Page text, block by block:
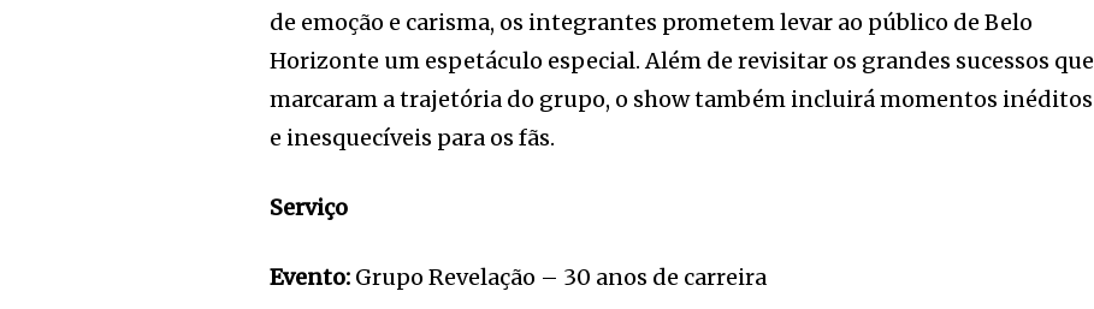
de emoção e carisma, os integrantes prometem levar ao público de Belo
Horizonte um espetáculo especial. Além de revisitar os grandes sucessos que
marcaram a trajetória do grupo, o show também incluirá momentos inéditos
e inesquecíveis para os fãs.
Serviço
Evento: Grupo Revelação – 30 anos de carreira